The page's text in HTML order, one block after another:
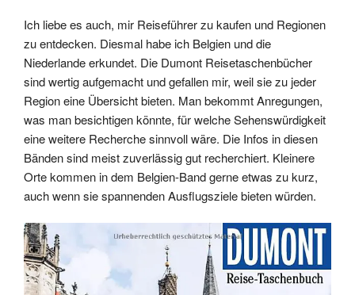
Ich liebe es auch, mir Reiseführer zu kaufen und Regionen
zu entdecken. Diesmal habe ich Belgien und die
Niederlande erkundet. Die Dumont Reisetaschenbücher
sind wertig aufgemacht und gefallen mir, weil sie zu jeder
Region eine Übersicht bieten. Man bekommt Anregungen,
was man besichtigen könnte, für welche Sehenswürdigkeit
eine weitere Recherche sinnvoll wäre. Die Infos in diesen
Bänden sind meist zuverlässig gut recherchiert. Kleinere
Orte kommen in dem Belgien-Band gerne etwas zu kurz,
auch wenn sie spannenden Ausflugsziele bieten würden.